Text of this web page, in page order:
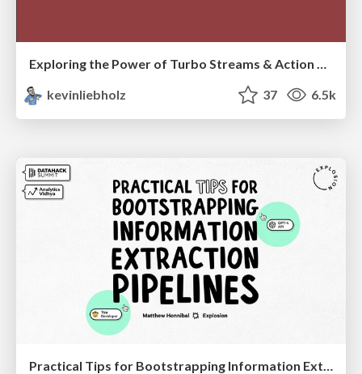
Exploring the Power of Turbo Streams & Action Cable | RailsConf2023
kevinliebholz
37 6.5k
Practical Tips for Bootstrapping Information Extraction Pipelines